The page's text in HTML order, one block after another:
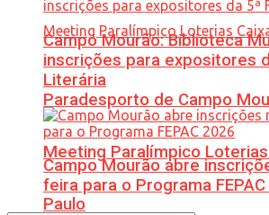
Paradesporto de Campo
Meeting Paralímpico
Paulo
Campo Mourão: Biblioteca
inscrições para expositores
Literária
Campo Mourão abre
feira para o Programa